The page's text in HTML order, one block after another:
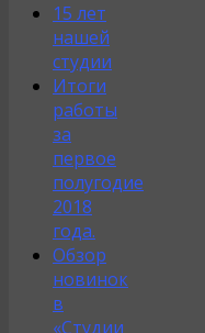
15 лет
нашей
студии
Итоги
работы
за
первое
полугодие
2018
года.
Обзор
новинок
в
«Студии